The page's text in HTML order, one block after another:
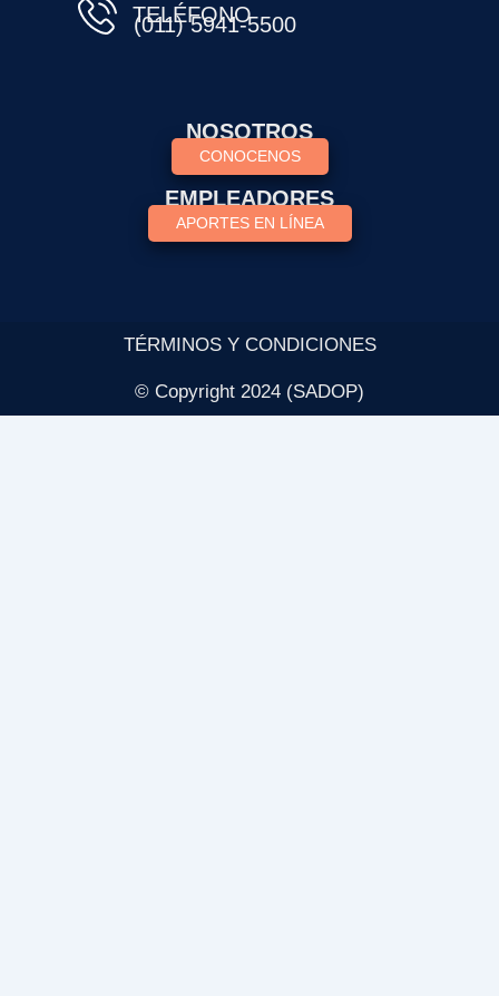
TELÉFONO
(011) 5941-5500
NOSOTROS
CONOCENOS
EMPLEADORES
APORTES EN LÍNEA
TÉRMINOS Y CONDICIONES
© Copyright 2024 (SADOP)